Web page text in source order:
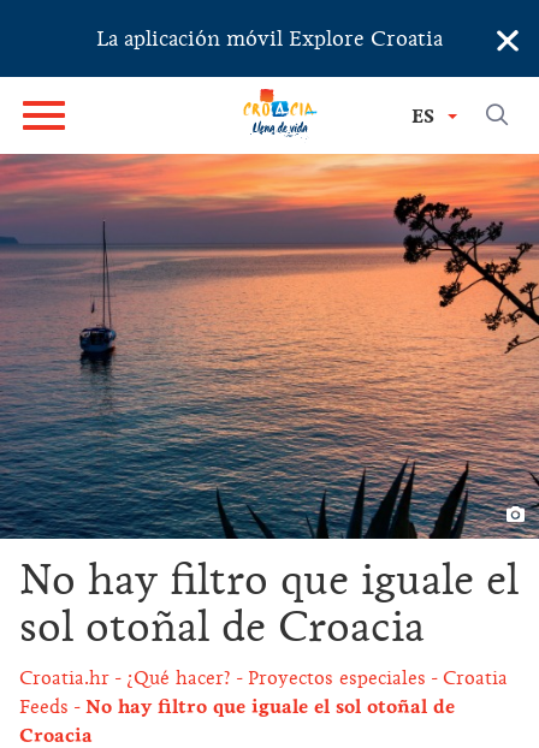
La aplicación móvil Explore Croatia ×
ES
No hay filtro que iguale el
sol otoñal de Croacia
Croatia.hr ¿Qué hacer? Proyectos especiales
Croatia
Feeds
No hay filtro que iguale el sol otoñal de
Croacia